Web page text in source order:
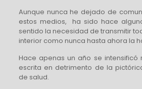
Aunque nunca he dejado de
estos medios, ha sido hace
sentido la necesidad de transmitir
interior como nunca hasta ahora la
Hace apenas un año se intensificó
escrita en detrimento de la
de salud.